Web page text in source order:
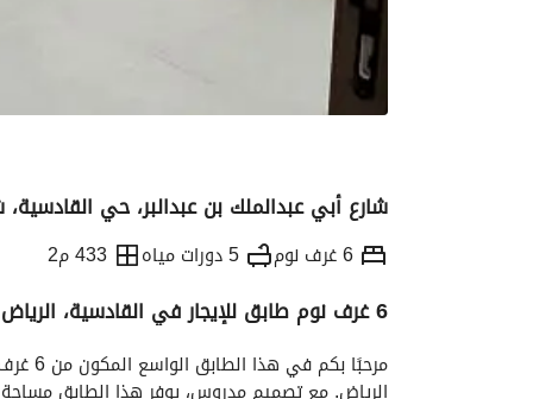
شارع أبي عبدالملك بن عبدالبر، حي
6 غرف نوم 5 دورات مياه 433 م2
معلومات ترخيص الإعلان
6 غرف نوم طابق للإيجار في القادسية، الرياض